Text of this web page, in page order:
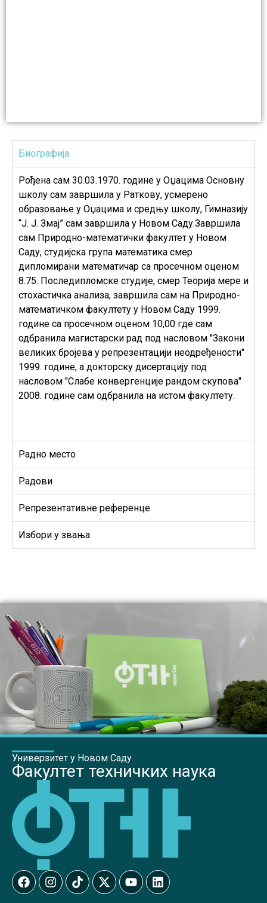
Биографија
Рођена сам 30.03.1970. године у Оџацима Основну
школу сам завршила у Раткову, усмерено
образовање у Оџацима и средњу школу, Гимназију
“Ј. Ј. Змај” сам завршила у Новом Саду.Завршила
сам Природно-математички факултет у Новом
Саду, студијска група математика смер
дипломирани математичар са просечном оценом
8.75. Последипломске студије, смер Теорија мере и
стохастичка анализа, завршила сам на Природно-
математичком факултету у Новом Саду 1999.
године са просечном оценом 10,00 где сам
одбранила магистарски рад под насловом "Закони
великих бројева у репрезентацији неодређености"
1999. године, а докторску дисертацију под
насловом "Слабе конвергенције рандом скупова"
2008. године сам одбранила на истом факултету.
Радно место
Радови
Репрезентативне референце
Избори у звања
Универзитет у Новом Саду
Факултет техничких наука